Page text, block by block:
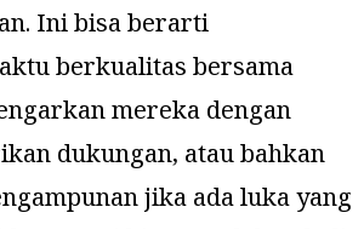
Ini bisa berarti
berkualitas bersama
mereka dengan
dukungan, atau bahkan
jika ada luka yang